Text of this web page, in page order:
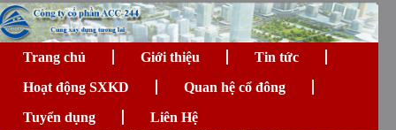
Trang chủ Giới thiệu
Tin tức
Hoạt động SXKD
Quan hệ cổ đông
Tuyển dụng
Liên Hệ